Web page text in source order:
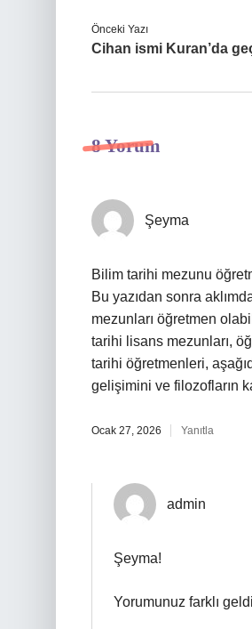
Önceki Yazı
Cihan ismi Kuran’da
8 Yorum
Şeyma
Bilim tarihi mezunu
Bu yazıdan sonra
mezunları öğretmen
tarihi lisans mezunları,
tarihi öğretmenleri,
gelişimini ve filozofların
Ocak 27, 2026 Yanıtla
admin
Şeyma!
Yorumunuz farklı